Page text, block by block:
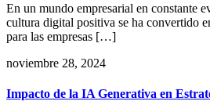
En un mundo empresarial en constante
cultura digital positiva se ha convertido
para las empresas […]
noviembre 28, 2024
Impacto de la IA Generativa en